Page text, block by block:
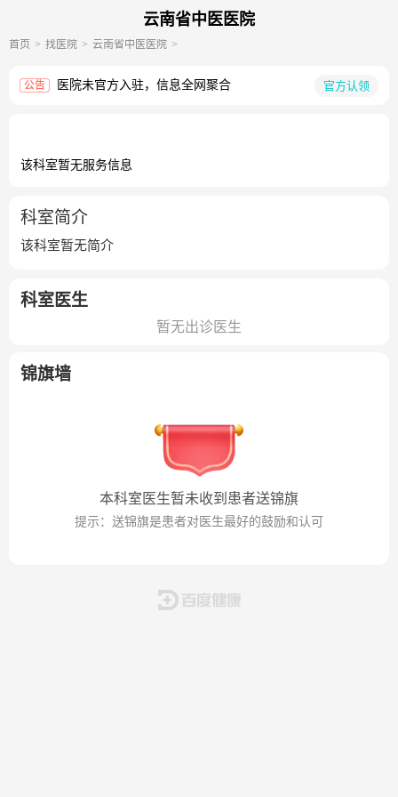
云南省中医医院
首页 找医院 云南省中医医院
公告 医院未官方入驻，信息全网聚合 官方认领
该科室暂无服务信息
科室简介
该科室暂无简介
科室医生
暂无出诊医生
锦旗墙
本科室医生暂未收到患者送锦旗
提示：送锦旗是患者对医生最好的鼓励和认可